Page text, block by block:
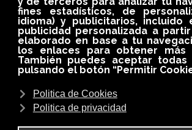
BLOG
En nuestro BLOG conseguirás
importante, util e interesante